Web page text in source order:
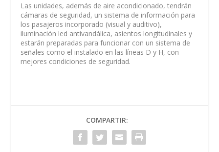
Las unidades, además de aire acondicionado, tendrán
cámaras de seguridad, un sistema de información para
los pasajeros incorporado (visual y auditivo),
iluminación led antivandálica, asientos longitudinales y
estarán preparadas para funcionar con un sistema de
señales como el instalado en las líneas D y H, con
mejores condiciones de seguridad.
COMPARTIR: